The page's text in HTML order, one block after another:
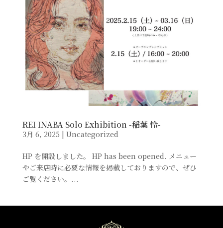
REI INABA Solo Exhibition -稲葉 怜-
3月 6, 2025 | Uncategorized
HP を開設しました。 HP has been opened. メニュー
やご来店時に必要な情報を掲載しておりますので、ぜひ
ご覧ください。...